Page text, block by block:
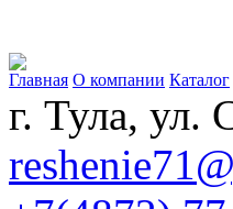
Главная О компании Каталог
г. Тула, ул.